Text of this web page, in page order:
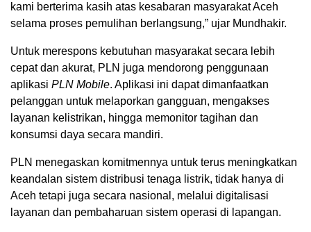
kami berterima kasih atas kesabaran masyarakat Aceh
selama proses pemulihan berlangsung,” ujar Mundhakir.
Untuk merespons kebutuhan masyarakat secara lebih
cepat dan akurat, PLN juga mendorong penggunaan
aplikasi PLN Mobile. Aplikasi ini dapat dimanfaatkan
pelanggan untuk melaporkan gangguan, mengakses
layanan kelistrikan, hingga memonitor tagihan dan
konsumsi daya secara mandiri.
PLN menegaskan komitmennya untuk terus meningkatkan
keandalan sistem distribusi tenaga listrik, tidak hanya di
Aceh tetapi juga secara nasional, melalui digitalisasi
layanan dan pembaharuan sistem operasi di lapangan.